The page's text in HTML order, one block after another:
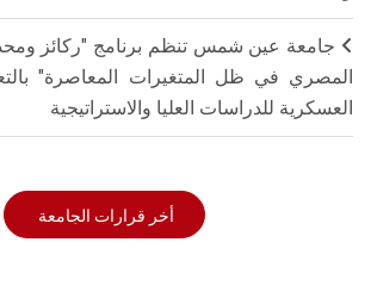
جامعة عين شمس تنظم برنامج "ركائز
المصري في ظل المتغيرات المعاصرة"
العسكرية للدراسات العليا والاستراتيجية
أخر قرارات الجامعة